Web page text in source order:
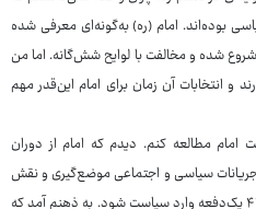
بوده‌اند. امام (ره) به‌گونه‌ای معرفی شده
انگار فعالیت‌های سیاسی‌اش از سال ۴۱ شروع شده و مخالفت با لوایح شش‌گانه. اما من
نامه‌ای دارند و انتخابات آن زمان برای امام این‌قدر مهم
مطالعه کنم. دیدم که امام از دوران
سیاسی و اجتماعی موضع‌گیری و نقش